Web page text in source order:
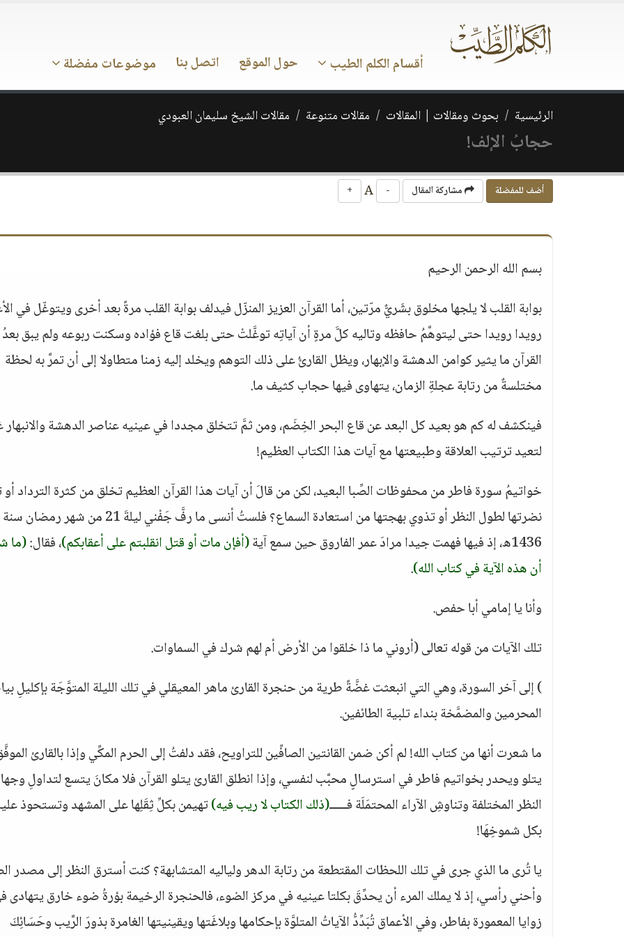
أقسام الكلم الطيب حول الموقع اتصل بنا موضوعات مفضلة
الرئيسية بحوث ومقالات | المقالات مقالات متنوعة مقالات الشيخ سليمان العبودي
حجابُ الإلف!
أضف للمفضلة مشاركة المقال -
+
بسم الله الرحمن الرحيم
بوابة القلب لا يلجها مخلوق بشَريٌّ مرّتين، أما القرآن العزيز المنزّل فيدلف بوابة القلب مرةً بعد أخرى ويتوغّل في
رويدا رويدا حتى ليتوهَّمُ حافظه وتاليه كلَّ مرةٍ أن آياتِه توغَّلتْ حتى بلغت قاع فؤاده وسكنت ربوعه ولم يبق
القرآن ما يثير كوامن الدهشة والإبهار، ويظل القارئُ على ذلك التوهم ويخلد إليه زمنا متطاولا إلى أن تمرَّ به لحظة
مختلسةٌ من رتابة عجلةِ الزمان، يتهاوى فيها حجاب كثيف ما.
فينكشف له كم هو بعيد كل البعد عن قاع البحر الخِضَم، ومن ثمَّ تتخلق مجددا في عينيه عناصر الدهشة
لتعيد ترتيب العلاقة وطبيعتها مع آيات هذا الكتاب العظيم!
خواتيمُ سورة فاطر من محفوظات الصِّبا البعيد، لكن من قالَ أن آيات هذا القرآن العظيم تخلق من كثرة الترداد
نضرتها لطول النظر أو تذوي بهجتها من استعادة السماع؟ فلستُ أنسى ما رفَّ جَفْني ليلةَ 21 من شهر رمضان سنة
1436ه، إذ فيها فهمت جيدا مرادَ عمر الفاروق حين سمع آية
(أفإن مات أو قتل انقلبتم على أعقابكم)، فقال:(ما
أن هذه الآية في كتاب الله).
وأنا يا إمامي أبا حفص.
تلك الآيات من قوله تعالى (أروني ما ذا خلقوا من الأرض أم لهم شرك في السماوات.
) إلى آخر السورة، وهي التي انبعثت غضَّةً طرية من حنجرة القارئ ماهر المعيقلي في تلك الليلة المتوَّجَة بإكليلِ
المحرمين والمضمَّخة بنداء تلبية الطائفين.
ما شعرت أنها من كتاب الله! لم أكن ضمن القانتين الصافِّين للتراويح، فقد دلفتُ إلى الحرم المكِّي وإذا بالقارئ
يتلو ويحدر بخواتيم فاطر في استرسالٍ محبَّب لنفسي، وإذا انطلق القارئ يتلو القرآن فلا مكانَ يتسع لتداولِ
النظر المختلفة وتناوشِ الآراء المحتمَلَة فـــــ(ذلك الكتاب لا ريب فيه)تهيمن بكلِّ ثِقَلِها على المشهد وتستحوذ
بكل شموخِهَا!
يا تُرى ما الذي جرى في تلك اللحظات المقتطعة من رتابة الدهر ولياليه المتشابهة؟ كنت أسترق النظر إلى مصدر
وأحني رأسي، إذ لا يملك المرء أن يحدِّقَ بكلتا عينيه في مركز الضوء، فالحنجرة الرخيمة بؤرةُ ضوء خارق يتهادى
زوايا المعمورة بفاطر، وفي الأعماق تُبَدِّدُّ الآياتُ المتلوَّة بإحكامها وبلاغَتها ويقينيتها الغامرة بذورَ الرَّيب وحَسَائِكَ